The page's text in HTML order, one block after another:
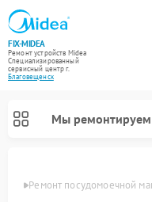
FIX-MIDEA
Ремонт устройств Midea
Специализированный
cервисный центр г.
Благовещенск
Мы ремонтируем
Ремонт посудомоечной